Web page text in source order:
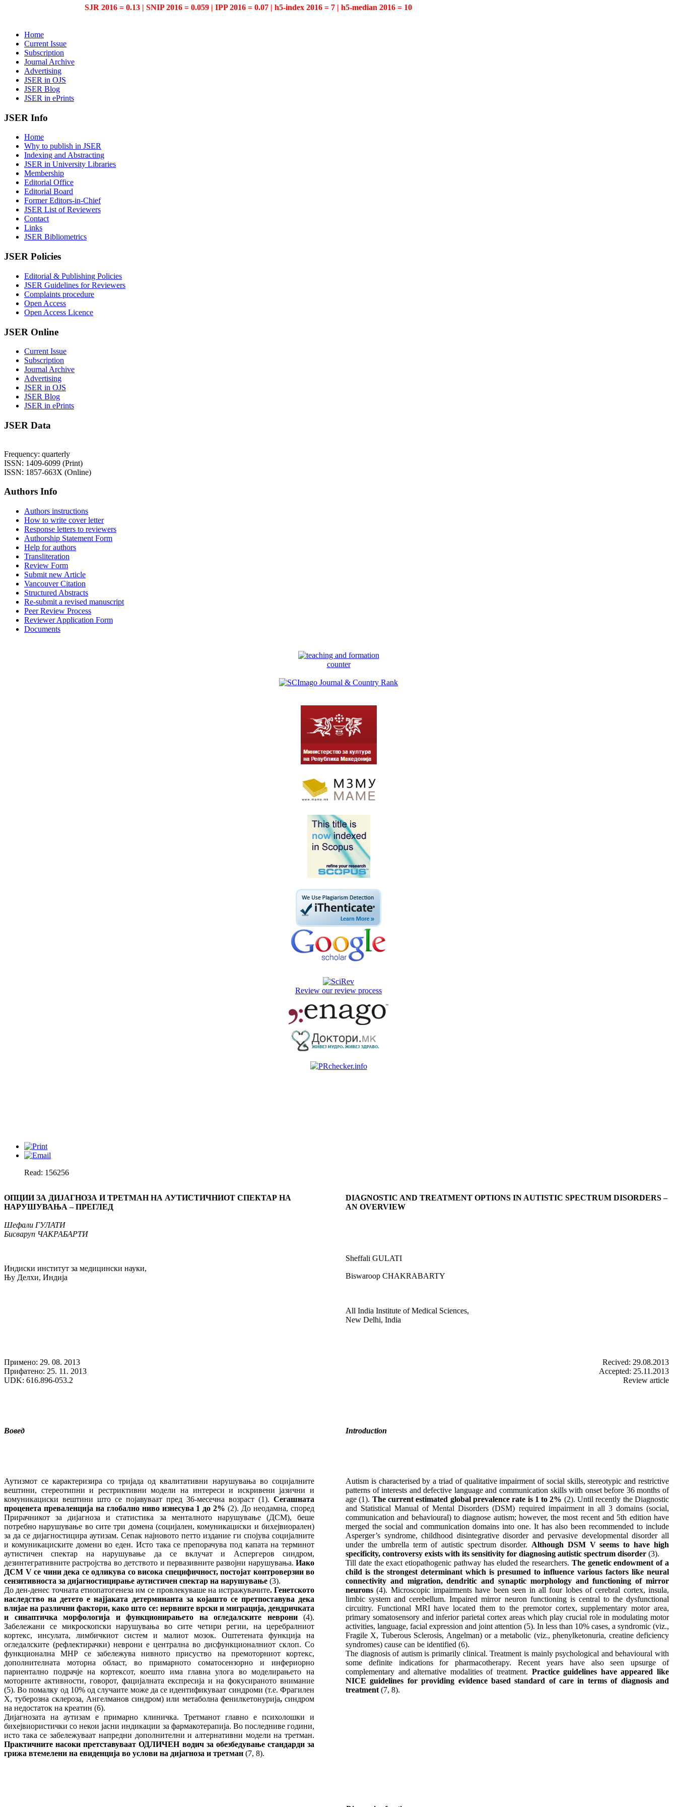
SJR 2016 = 0.13 | SNIP 2016 = 0.059 | IPP 2016 = 0.07 | h5-index 2016 = 7 | h5-median 2016 = 10
Home
Current Issue
Subscription
Journal Archive
Advertising
JSER in OJS
JSER Blog
JSER in ePrints
JSER Info
Home
Why to publish in JSER
Indexing and Abstracting
JSER in University Libraries
Membership
Editorial Office
Editorial Board
Former Editors-in-Chief
JSER List of Reviewers
Contact
Links
JSER Bibliometrics
JSER Policies
Editorial & Publishing Policies
JSER Guidelines for Reviewers
Complaints procedure
Open Access
Open Access Licence
JSER Online
Current Issue
Subscription
Journal Archive
Advertising
JSER in OJS
JSER Blog
JSER in ePrints
JSER Data
Frequency: quarterly
ISSN: 1409-6099 (Print)
ISSN: 1857-663X (Online)
Authors Info
Authors instructions
How to write cover letter
Response letters to reviewers
Authorship Statement Form
Help for authors
Transliteration
Review Form
Submit new Article
Vancouver Citation
Structured Abstracts
Re-submit a revised manuscript
Peer Review Process
Reviewer Application Form
Documents
counter
Review our review process
Read: 156256
ОПЦИИ ЗА ДИЈАГНОЗА И ТРЕТМАН НА АУТИСТИЧНИОТ СПЕКТАР НА
НАРУШУВАЊА – ПРЕГЛЕД
Шефали ГУЛАТИ
Бисваруп ЧАКРАБАРТИ
Индиски институт за медицински науки,
Њу Делхи, Индија
DIAGNOSTIC AND TREATMENT OPTIONS IN AUTISTIC SPECTRUM DISORDERS –
AN OVERVIEW
Sheffali GULATI
Biswaroop CHAKRABARTY
All India Institute of Medical Sciences,
New Delhi, India
Примено: 29. 08. 2013
Прифатено: 25. 11. 2013
UDK: 616.896-053.2
Recived: 29.08.2013
Accepted: 25.11.2013
Review article
Вовед Introduction
Аутизмот се карактеризира со тријада од квалитативни нарушувања во социјалните
вештини, стереотипни и рестриктивни модели на интереси и искривени јазични и
комуникациски вештини што се појавуваат пред 36-месечна возраст (1). Сегашната
проценета преваленција на глобално ниво изнесува 1 до 2%(2). До неодамна, според
Прирачникот за дијагноза и статистика за менталното нарушување (ДСМ), беше
потребно нарушување во сите три домена (социјален, комуникациски и бихејвиорален)
за да се дијагностицира аутизам. Сепак најновото петто издание ги спојува социјалните
и комуникациските домени во еден. Исто така се препорачува под капата на терминот
аутистичен спектар на нарушување да се вклучат и Аспергеров синдром,
дезинтегративните растројства во детството и первазивните развојни нарушувања. Иако
ДСМ Vсе чини дека се одликува со висока специфичност, постојат контроверзии во
сензитивноста за дијагностицирање аутистичен спектар на нарушување (3).
До ден-денес точната етиопатогенеза им се провлекуваше на истражувачите. Генетското
наследство на детето е најјаката детерминанта за којашто се претпоставува дека
влијае на различни фактори, како што се: нервните врски и миграција, дендричката
и синаптичка морфологија и функционирањето на огледалските неврони (4).
Забележани се микроскопски нарушувања во сите четири регии, на церебралниот
кортекс, инсулата, лимбичкиот систем и малиот мозок. Оштетената функција на
огледалските (рефлектирачки) неврони е централна во дисфункционалниот склоп. Со
функционална МНР се забележува нивното присуство на премоторниот кортекс,
дополнителната моторна област, во примарното соматосензорно и инфериорно
париентално подрачје на кортексот, коешто има главна улога во моделирањето на
моторните активности, говорот, фацијалната експресија и на фокусираното внимание
(5). Во помалку од 10% од случаите може да се идентификуваат синдроми (т.е. Фрагилен
Х, туберозна склероза, Ангелманов синдром) или метаболна фенилкетонурија, синдром
на недостаток на креатин (6).
Дијагнозата на аутизам е примарно клиничка. Третманот главно е психолошки и
бихејвиористички со некои јасни индикации за фармакотерапија. Во последниве години,
исто така се забележуваат напредни дополнителни и алтернативни модели на третман.
Практичните насоки претставуваат ОДЛИЧЕН водич за обезбедување стандарди за
грижа втемелени на евиденција во услови на дијагноза и третман (7, 8).
Autism is characterised by a triad of qualitative impairment of social skills, stereotypic and restrictive
patterns of interests and defective language and communication skills with onset before 36 months of
age (1). The current estimated global prevalence rate is 1 to 2% (2). Until recently the Diagnostic
and Statistical Manual of Mental Disorders (DSM) required impairment in all 3 domains (social,
communication and behavioural) to diagnose autism; however, the most recent and 5th edition have
merged the social and communication domains into one. It has also been recommended to include
Asperger’s syndrome, childhood disintegrative disorder and pervasive developmental disorder all
under the umbrella term of autistic spectrum disorder. Although DSM V seems to have high
specificity, controversy exists with its sensitivity for diagnosing autistic spectrum disorder (3).
Till date the exact etiopathogenic pathway has eluded the researchers. The genetic endowment of a
child is the strongest determinant which is presumed to influence various factors like neural
connectivity and migration, dendritic and synaptic morphology and functioning of mirror
neurons(4). Microscopic impairments have been seen in all four lobes of cerebral cortex, insula,
limbic system and cerebellum. Impaired mirror neuron functioning is central to the dysfunctional
circuitry. Functional MRI have located them to the premotor cortex, supplementary motor area,
primary somatosensory and inferior parietal cortex areas which play crucial role in modulating motor
activities, language, facial expression and joint attention (5). In less than 10% cases, a syndromic (viz.,
Fragile X, Tuberous Sclerosis, Angelman) or a metabolic (viz., phenylketonuria, creatine deficiency
syndromes) cause can be identified (6).
The diagnosis of autism is primarily clinical. Treatment is mainly psychological and behavioural with
some definite indications for pharmacotherapy. Recent years have also seen upsurge of
complementary and alternative modalities of treatment. Practice guidelines have appeared like
NICE guidelines for providing evidence based standard of care in terms of diagnosis and
treatment (7, 8).